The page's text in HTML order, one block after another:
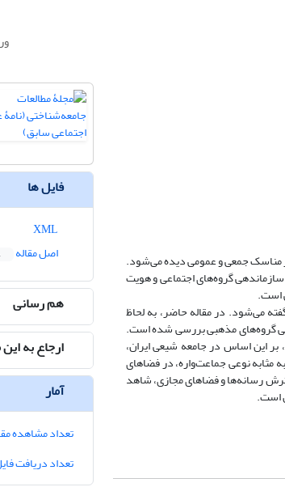
مناسک جمعی و عمومی دیده می‌شود.
گروه‌های اجتماعی و هویت
است.
می‌شود. در مقاله حاضر، به لحاظ
گروه‌های مذهبی بررسی شده است.
این اساس در جامعه شیعی ایران،
مثابه نوعی جماعت‌واره، در فضاهای
رسانه‌ها و فضاهای مجازی، شاهد
است.
فایل ها
اصل مقاله
هم رسانی
ارجاع به این
آمار
تعداد مشاهده
تعداد دریافت